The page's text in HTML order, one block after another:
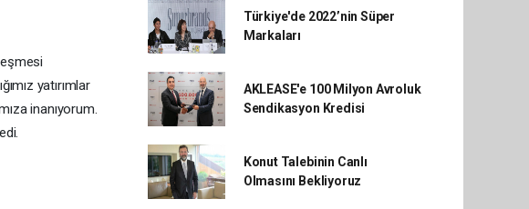
yatırımlar
inanıyorum.
Türkiye'de 2022’nin Süper
Markaları
AKLEASE'e 100 Milyon Avroluk
Sendikasyon Kredisi
Konut Talebinin Canlı
Olmasını Bekliyoruz